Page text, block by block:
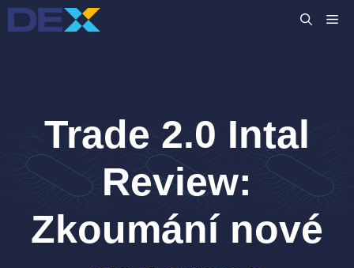
Přeskočit
na
Trade 2.0 Intal
Review:
Zkoumání nové